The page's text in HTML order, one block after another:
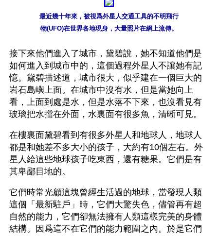
最近幾十年來，被視爲外星人交通工具的不明飛行
物(UFO)在世界各地現身，大量照片在網上流傳。
接下來他們進入了城市，黛碧說，她不知道他們是
如何進入到城市中的，這個過程外星人不讓她有記
憶。黛碧描述道，城市很大，似乎建在一個巨大的
岩石島嶼上面。在城市中沒有水，但是當她向上
看，上面到處是水，但是水落不下來，也沒看見有
玻璃把水擋在外面，水裏面有很多魚，清晰可見。
在樓裏面黛碧看到有很多外星人和地球人，地球人
都是和她差不多大小的孩子，大約有10個左右。外
星人給這些地球孩子吃東西，還有糖果。它們是有
其卑鄙目地的。
它們時常光顧這塊曾經生活過的地球，當發現人類
這個「最新駐戶」時，它們大驚失色，儘管再有超
自然的能力，它們卻無法擁有人類這樣完美的身體
結構。因爲這不在它們的能力範圍之內。於是它們